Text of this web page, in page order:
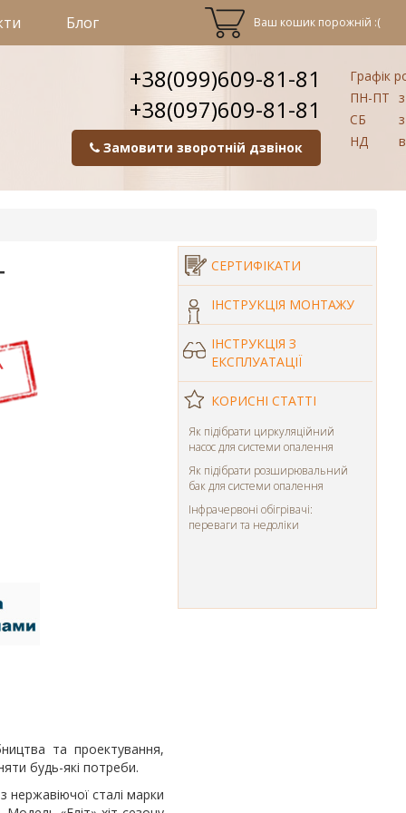
Блог Ваш кошик порожній :(
+38(099)609-81-81
+38(097)609-81-81
Замовити зворотній дзвінок
Графік
ПН-ПТ
СБ
НД
СЕРТИФІКАТИ
ІНСТРУКЦІЯ МОНТАЖУ
ІНСТРУКЦІЯ З
ЕКСПЛУАТАЦІЇ
КОРИСНІ СТАТТІ
Як підібрати циркуляційний
насос для системи опалення
Як підібрати розширювальний
бак для системи опалення
Інфрачервоні обігрівачі:
переваги та недоліки
та проектування,
будь-які потреби.
сталі марки